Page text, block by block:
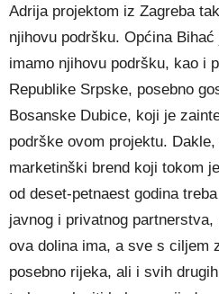
Adrija projektom iz Zagreba
njihovu podršku. Općina
imamo njihovu podršku, kao i
Republike Srpske, posebno
Bosanske Dubice, koji je
podrške ovom projektu.
marketinški brend koji tokom
od deset-petnaest godina
javnog i privatnog
ova dolina ima, a sve s ciljem
posebno rijeka, ali i svih